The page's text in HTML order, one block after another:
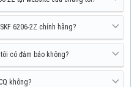
6206-2Z chính hãng?
có đảm bảo không?
không?